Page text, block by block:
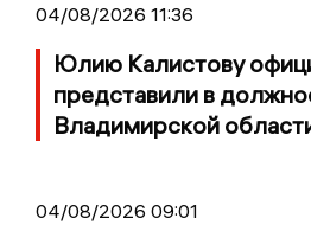
04/08/2026 11:36
Юлию Калистову
представили в
Владимирской
04/08/2026 09:01